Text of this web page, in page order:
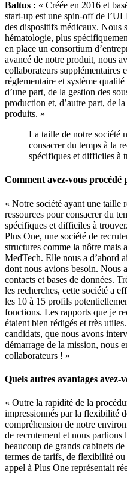
Baltus : « Créée en 2016 et
start-up est une spin-off de
des dispositifs médicaux. Nous
hématologie, plus
en place un consortium
avancé de notre produit, nous
collaborateurs supplémentaires
réglementaire et système
d’une part, de la gestion des
production et, d’autre part, de
produits. »
La taille de notre société
consacrer du temps à la
spécifiques et difficiles à
Comment avez-vous procédé
« Notre société ayant une taille
ressources pour consacrer du
spécifiques et difficiles à
Plus One, une société de
structures comme la nôtre mais
MedTech. Elle nous a d’abord
dont nous avions besoin. Nous
contacts et bases de données.
les recherches, cette société a
les 10 à 15 profils
fonctions. Les rapports que je
étaient bien rédigés et très
candidats, que nous avons
démarrage de la mission, nous
collaborateurs ! »
Quels autres avantages avez-
« Outre la rapidité de la
impressionnés par la flexibilité
compréhension de notre
de recrutement et nous parlions
beaucoup de grands cabinets
termes de tarifs, de flexibilité
appel à Plus One représentait